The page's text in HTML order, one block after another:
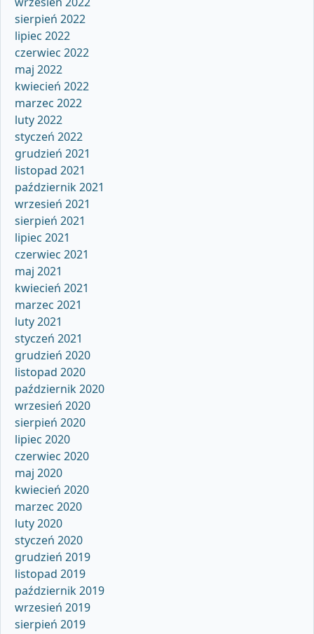
sierpień 2022
lipiec 2022
czerwiec 2022
maj 2022
kwiecień 2022
marzec 2022
luty 2022
styczeń 2022
grudzień 2021
listopad 2021
październik 2021
wrzesień 2021
sierpień 2021
lipiec 2021
czerwiec 2021
maj 2021
kwiecień 2021
marzec 2021
luty 2021
styczeń 2021
grudzień 2020
listopad 2020
październik 2020
wrzesień 2020
sierpień 2020
lipiec 2020
czerwiec 2020
maj 2020
kwiecień 2020
marzec 2020
luty 2020
styczeń 2020
grudzień 2019
listopad 2019
październik 2019
wrzesień 2019
sierpień 2019